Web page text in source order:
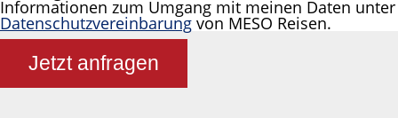
Informationen zum Umgang mit meinen Daten unter
Datenschutzvereinbarung von MESO Reisen.
Jetzt anfragen